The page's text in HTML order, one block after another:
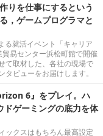
りを仕事にするという
，ゲームプログラマと
就活イベント「キャリア
易センター浜松町館で開催
て取材した、各社の現場で
ビューをお届けします。
6』をプレイ。ハ
ドゲーミングの底力を体
ックスはもちろん最高設定